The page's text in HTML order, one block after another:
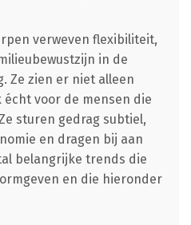
verweven flexibiliteit,
in de
Ze zien er niet alleen
écht voor de mensen die
sturen gedrag subtiel,
en dragen bij aan
belangrijke trends die
en die hieronder